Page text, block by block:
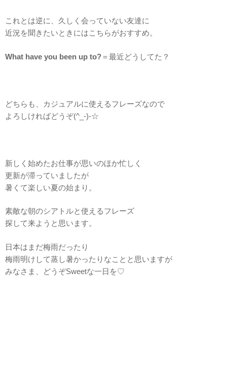
これとは逆に、久しく会っていない友達に
近況を聞きたいときにはこちらがおすすめ。
What have you been up to?＝最近どうしてた？
どちらも、カジュアルに使えるフレーズなので
よろしければどうぞ(^_-)-☆
新しく始めたお仕事が思いのほか忙しく
更新が滞っていましたが
暑くて楽しい夏の始まり。
素敵な朝のシアトルと使えるフレーズ
探して来ようと思います。
日本はまだ梅雨だったり
梅雨明けして蒸し暑かったりなことと思いますが
みなさま、どうぞSweetな一日を♡